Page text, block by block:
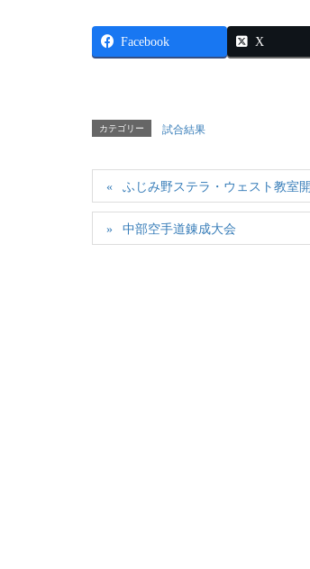
Facebook X
カテゴリー 試合結果
ふじみ野ステラ・ウェスト教室
中部空手道錬成大会